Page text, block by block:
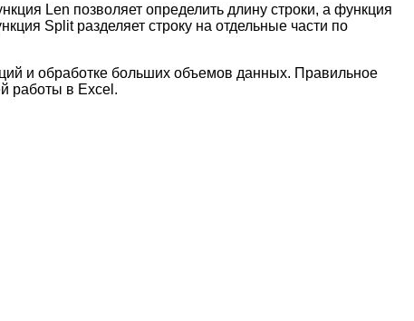
Len позволяет определить длину строки, а функция
Split разделяет строку на отдельные части по
и обработке больших объемов данных. Правильное
работы в Excel.